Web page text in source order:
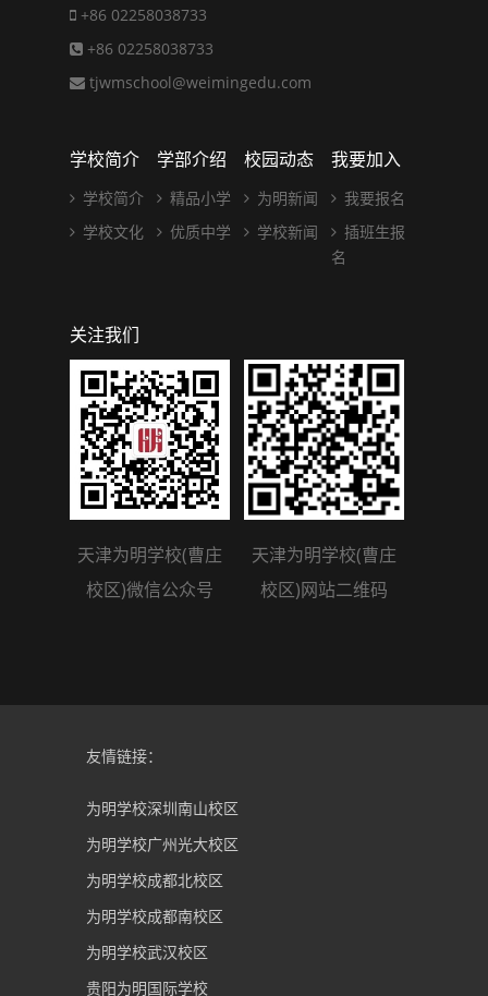
+86 02258038733
+86 02258038733
tjwmschool@weimingedu.com
学校简介
学校简介
学校文化
学部介绍
精品小学
优质中学
校园动态
为明新闻
学校新闻
我要加入
我要报名
插班生报
名
关注我们
天津为明学校(曹庄
校区)微信公众号
天津为明学校(曹庄
校区)网站二维码
友情链接：
为明学校深圳南山校区
为明学校广州光大校区
为明学校成都北校区
为明学校成都南校区
为明学校武汉校区
贵阳为明国际学校